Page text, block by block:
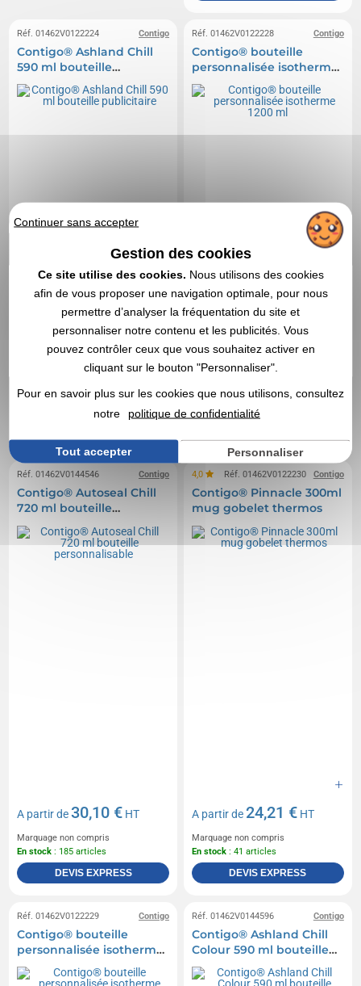
Contigo
Réf. 01462V0122224
Contigo® Ashland Chill
590 ml bouteille
publicitaire
24,95 €HT
Marquage non compris
: 325 articles
Contigo
Réf. 01462V0122228
Contigo® bouteille
personnalisée isotherme
1200 ml
A partir de42,61 €
Marquage non compris
En stock : 194 articles
Contigo
Réf. 01462V0144546
Contigo® Autoseal Chill
720 ml bouteille
personnalisable
A partir de30,10 € HT
Marquage non compris
En stock : 185 articles
DEVIS EXPRESS
Contigo
4,0 Réf. 01462V0122230
Contigo® Pinnacle 300ml
mug gobelet thermos
A partir de24,21 € HT
Marquage non compris
En stock : 41 articles
DEVIS EXPRESS
Contigo
Réf. 01462V0122229
Contigo® bouteille
personnalisée isotherme
740 ml
Contigo
Réf. 01462V0144596
Contigo® Ashland Chill
Colour 590 ml bouteille
personnalisable
Continuer sans accepter
Gestion des cookies
Ce site utilise des cookies. Nous utilisons des cookies
afin de vous proposer une navigation optimale, pour nous
permettre d’analyser la fréquentation du site et
personnaliser notre contenu et les publicités. Vous
pouvez contrôler ceux que vous souhaitez activer en
cliquant sur le bouton "Personnaliser".
Pour en savoir plus sur les cookies que nous utilisons, consultez
notre
politique de confidentialité
Tout accepter Personnaliser